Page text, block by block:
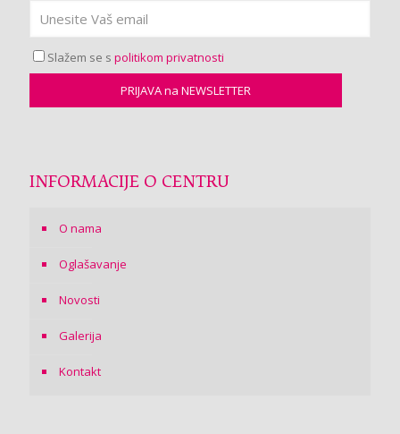
Slažem se s politikom privatnosti
INFORMACIJE O CENTRU
O nama
Oglašavanje
Novosti
Galerija
Kontakt